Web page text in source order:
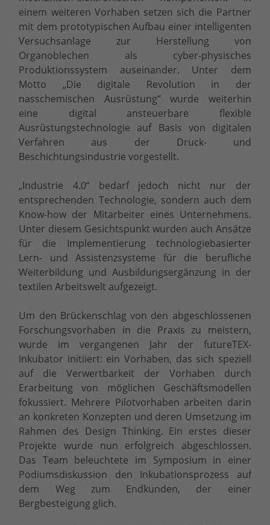
einem weiteren Vorhaben setzen sich die Partner
mit dem prototypischen Aufbau einer intelligenten
Versuchsanlage zur Herstellung von
Organoblechen als cyber-physisches
Produktionssystem auseinander. Unter dem
Motto „Die digitale Revolution in der
nasschemischen Ausrüstung“ wurde weiterhin
eine digital ansteuerbare flexible
Ausrüstungstechnologie auf Basis von digitalen
Verfahren aus der Druck- und
Beschichtungsindustrie vorgestellt.
„Industrie 4.0“ bedarf jedoch nicht nur der
entsprechenden Technologie, sondern auch dem
Know-how der Mitarbeiter eines Unternehmens.
Unter diesem Gesichtspunkt wurden auch Ansätze
für die Implementierung technologiebasierter
Lern- und Assistenzsysteme für die berufliche
Weiterbildung und Ausbildungsergänzung in der
textilen Arbeitswelt aufgezeigt.
Um den Brückenschlag von den abgeschlossenen
Forschungsvorhaben in die Praxis zu meistern,
wurde im vergangenen Jahr der futureTEX-
Inkubator initiiert: ein Vorhaben, das sich speziell
auf die Verwertbarkeit der Vorhaben durch
Erarbeitung von möglichen Geschäftsmodellen
fokussiert. Mehrere Pilotvorhaben arbeiten darin
an konkreten Konzepten und deren Umsetzung im
Rahmen des Design Thinking. Ein erstes dieser
Projekte wurde nun erfolgreich abgeschlossen.
Das Team beleuchtete im Symposium in einer
Podiumsdiskussion den Inkubationsprozess auf
dem Weg zum Endkunden, der einer
Bergbesteigung glich.